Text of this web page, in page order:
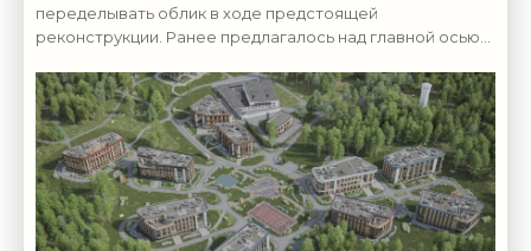
переделывать облик в ходе предстоящей
реконструкции. Ранее предлагалось над главной осью
1973